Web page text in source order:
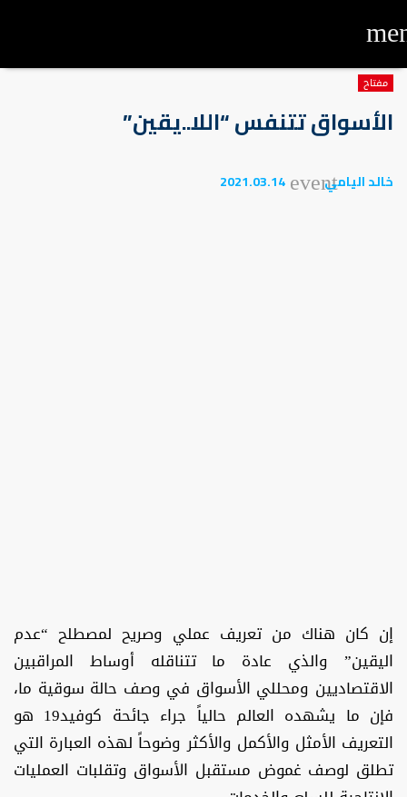
مفتاح
الأسواق تتنفس “اللا..يقين”
خالد الياميevent
2021.03.14
إن كان هناك من تعريف عملي وصريح لمصطلح “عدم
اليقين” والذي عادة ما تتناقله أوساط المراقبين
الاقتصاديين ومحللي الأسواق في وصف حالة سوقية ما،
فإن ما يشهده العالم حالياً جراء جائحة كوفيد19 هو
التعريف الأمثل والأكمل والأكثر وضوحاً لهذه العبارة التي
تطلق لوصف غموض مستقبل الأسواق وتقلبات العمليات